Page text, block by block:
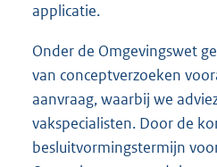
applicatie.
Onder de Omgevingswet
van conceptverzoeken
aanvraag, waarbij we
vakspecialisten. Door de
besluitvormingstermijn